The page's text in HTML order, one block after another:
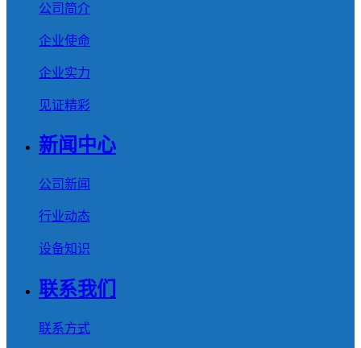
公司简介
企业使命
企业实力
见证精彩
新闻中心
公司新闻
行业动态
设备知识
联系我们
联系方式